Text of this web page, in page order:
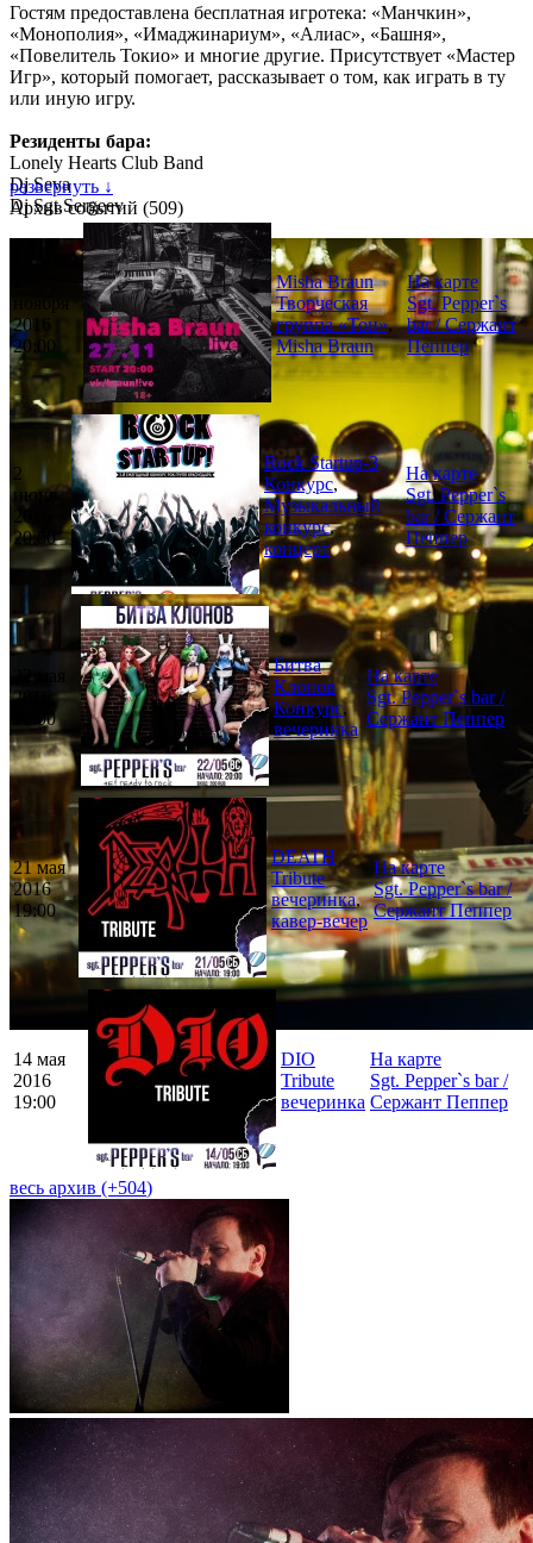
Гостям предоставлена бесплатная игротека: «Манчкин»,
«Монополия», «Имаджинариум», «Алиас», «Башня»,
«Повелитель Токио» и многие другие. Присутствует «Мастер
Игр», который помогает, рассказывает о том, как играть в ту
или иную игру.
Резиденты бара:
Lonely Hearts Club Band
Dj Seva
Dj Sgt.Sergeev
развернуть ↓
Архив событий (509)
2016
20:00
Misha Braun
Творческая
группа «Тон»,
Misha Braun
На карте
Sgt. Pepper`s
bar / Сержант
Пеппер
2
июня
20:00
Rock Startup-3
Конкурс,
Музыкальный
конкурс,
концерт
На карте
Sgt. Pepper`s
bar / Сержант
Пеппер
2016
20:00
Битва
Клонов
Конкурс,
вечеринка
На карте
Sgt. Pepper`s bar /
Сержант Пеппер
21 мая
2016
19:00
DEATH
Tribute
вечеринка,
кавер-вечер
На карте
Sgt. Pepper`s bar /
Сержант Пеппер
14 мая
2016
19:00
DIO
Tribute
вечеринка
На карте
Sgt. Pepper`s bar /
Сержант Пеппер
весь архив (+504)